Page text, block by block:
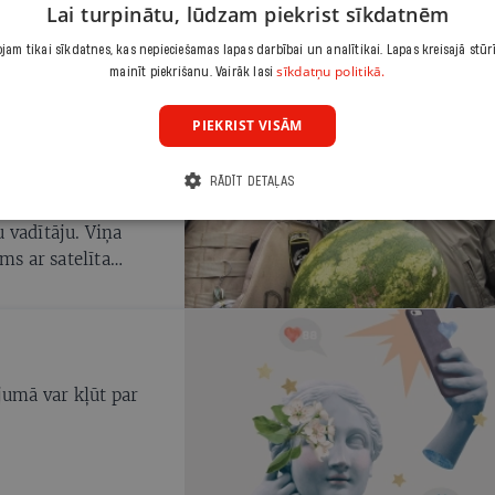
karu, lai
ukraiņu raidījumu
vadītāju. Viņa
ar satelīta
īpašnieks,
ceļojumu
var kļūt par
Lai turpinātu, lūdzam piekrist sīkdatnēm
tikai sīkdatnes, kas nepieciešamas lapas darbībai un analītikai. Lapas kreisajā
mainīt piekrišanu. Vairāk lasisīkdatņu politikā.
PIEKRIST VISĀM
RĀDĪT DETAĻAS